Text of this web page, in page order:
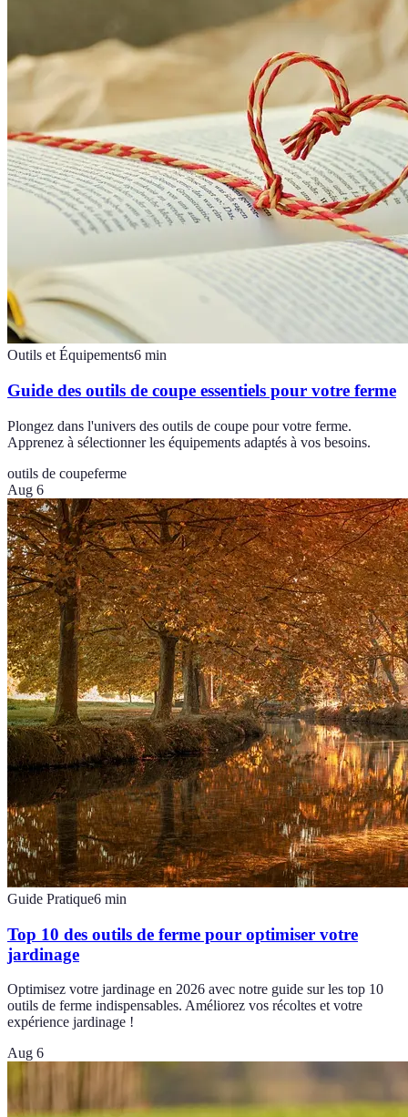
Outils et Équipements6 min
Guide des outils de coupe essentiels pour votre ferme
Plongez dans l'univers des outils de coupe pour votre ferme.
Apprenez à sélectionner les équipements adaptés à vos besoins.
outils de coupeferme
Aug 6
Guide Pratique6 min
Top 10 des outils de ferme pour optimiser votre
jardinage
Optimisez votre jardinage en 2026 avec notre guide sur les top 10
outils de ferme indispensables. Améliorez vos récoltes et votre
expérience jardinage !
Aug 6